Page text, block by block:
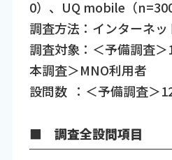
0）、UQ mobile（n=300
調査方法：インターネッ
調査対象：＜予備調査
本調査＞MNO利用者
設問数 ：＜予備調査＞
■ 調査全設問項目